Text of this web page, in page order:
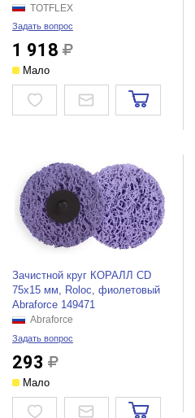
TOTFLEX
Задать вопрос
1 918
Мало
Зачистной круг КОРАЛЛ CD
75х15 мм, Roloc, фиолетовый
Abraforce 149471
Abraforce
Задать вопрос
293
Мало